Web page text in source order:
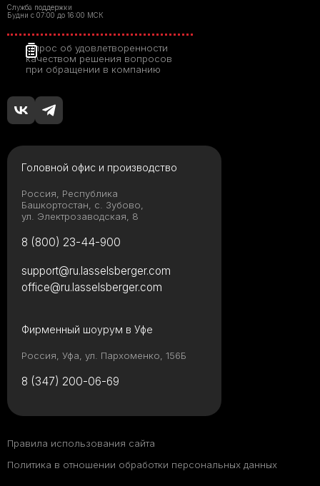
Служба поддержки
Будни с 07:00 до 16:00 МСК
Опрос об удовлетворенности
качеством решения вопросов
при обращении в компанию
Головной офис и производство
Россия, Республика
Башкортостан, с. Зубово,
ул. Электрозаводская, 8
8 (800) 23-44-900
Фирменный шоурум в Уфе
Россия, Уфа, ул. Пархоменко, 156Б
8 (347) 200-06-69
support@ru.lasselsberger.com
office@ru.lasselsberger.com
Правила использования сайта
Политика в отношении обработки персональных данных